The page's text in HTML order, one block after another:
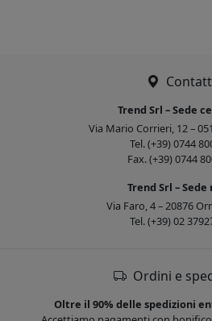
Trend Srl – Sede
Via Mario Corrieri, 12 –
Tel. (+39) 0744
Fax. (+39) 0744
Trend Srl – Sede
Via Faro, 4 – 20876
Tel. (+39) 02
Ordini e
Oltre il 90% delle spedizioni